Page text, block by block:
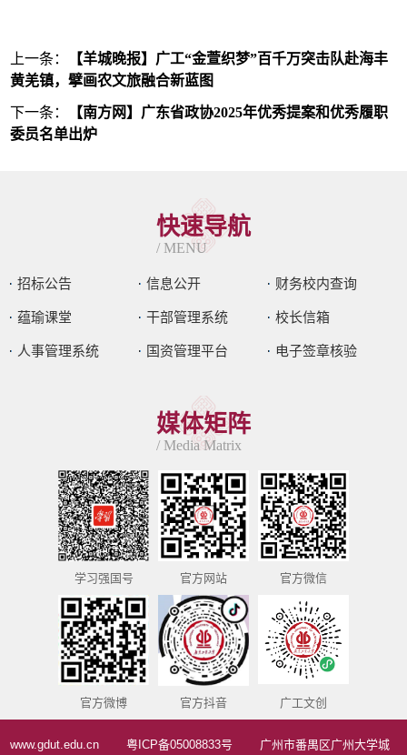
上一条：
【羊城晚报】广工“金萱织梦”百千万突击队赴海丰
黄羌镇，擘画农文旅融合新蓝图
下一条：
【南方网】广东省政协2025年优秀提案和优秀履职
委员名单出炉
快速导航
/ MENU
招标公告 信息公开 财务校内查询
蕴瑜课堂 干部管理系统 校长信箱
人事管理系统 国资管理平台 电子签章核验
媒体矩阵
/ Media Matrix
学习强国号 官方网站 官方微信
官方微博 官方抖音 广工文创
www.gdut.edu.cn 粤ICP备05008833号 广州市番禺区广州大学城